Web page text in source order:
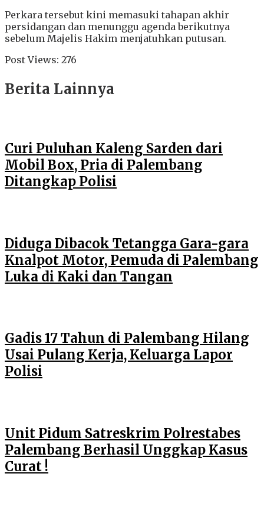
Perkara tersebut kini memasuki tahapan akhir
persidangan dan menunggu agenda berikutnya
sebelum Majelis Hakim menjatuhkan putusan.
Post Views: 276
Berita Lainnya
Curi Puluhan Kaleng Sarden dari
Mobil Box, Pria di Palembang
Ditangkap Polisi
Diduga Dibacok Tetangga Gara-gara
Knalpot Motor, Pemuda di Palembang
Luka di Kaki dan Tangan
Gadis 17 Tahun di Palembang Hilang
Usai Pulang Kerja, Keluarga Lapor
Polisi
Unit Pidum Satreskrim Polrestabes
Palembang Berhasil Unggkap Kasus
Curat !